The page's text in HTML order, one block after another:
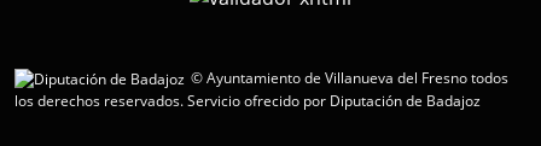
© Ayuntamiento de Villanueva del Fresno todos
los derechos reservados.Servicio ofrecido por Diputación de Badajoz